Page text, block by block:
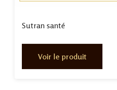
Sutran santé
Voir le produit